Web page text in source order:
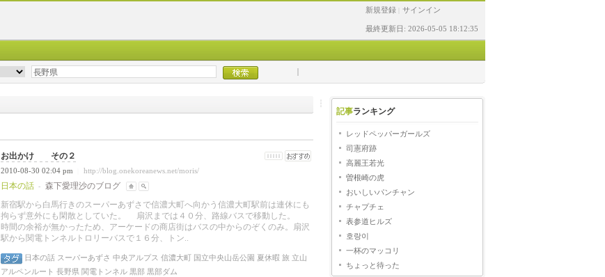
新規登録 サインイン
最終更新日: 2026-05-05 18:12:35
お出かけ その２
2010-08-30 02:04 pm http://blog.onekoreanews.net/moris/
日本の話 -
森下愛理沙のブログ
新宿駅から白馬行きのスーパーあずさで信濃大町へ向かう信濃大町駅前は連休にも
拘らず意外にも閑散としていた。 扇沢までは４０分、路線バスで移動した。
時間の余裕が無かったため、アーケードの商店街はバスの中からのぞくのみ。扇沢
駅から関電トンネルトロリーバスで１６分、トン..
日本の話 スーパーあずさ 中央アルプス 信濃大町 国立中央山岳公園 夏休暇 旅 立山
アルペンルート 長野県 関電トンネル 黒部 黒部ダム
記事ランキング
レッドペッパーガールズ
司憲府跡
高麗王若光
曽根崎の虎
おいしいパンチャン
チャプチェ
表参道ヒルズ
호랑이
一杯のマッコリ
ちょっと待った